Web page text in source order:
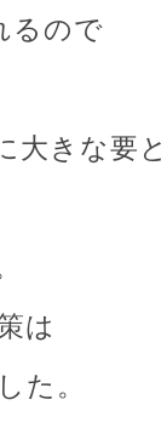
るので
大きな要
は
た。